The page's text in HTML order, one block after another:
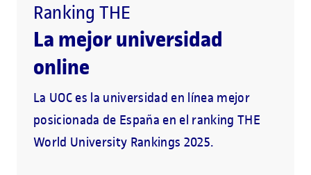
Ranking THE
La mejor universidad
online
La UOC es la universidad en línea mejor
posicionada de España en el ranking THE
World University Rankings 2025.